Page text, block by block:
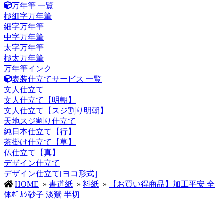
万年筆 一覧
極細字万年筆
細字万年筆
中字万年筆
太字万年筆
極太万年筆
万年筆インク
表装仕立てサービス 一覧
文人仕立て
文人仕立て【明朝】
文人仕立て【スジ割り明朝】
天地スジ割り仕立て
純日本仕立て【行】
茶掛け仕立て【草】
仏仕立て【真】
デザイン仕立て
デザイン仕立て[ヨコ形式］
HOME » 書道紙 » 料紙 »
【お買い得商品】加工平安 全
体ﾎﾞｶｼ砂子 淡鶯 半切